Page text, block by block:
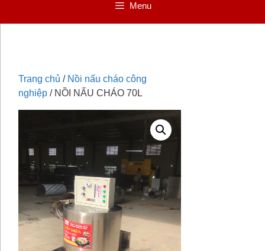
Menu
Trang chủ / Nồi nấu cháo công
nghiệp / NỒI NẤU CHÁO 70L